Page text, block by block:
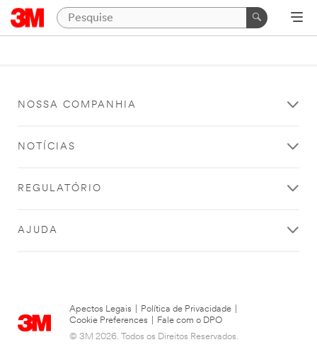
NOSSA COMPANHIA
NOTÍCIAS
REGULATÓRIO
AJUDA
Apectos Legais Política de Privacidade
Cookie Preferences
Fale com o DPO
© 3M 2026. Todos os Direitos Reservados.